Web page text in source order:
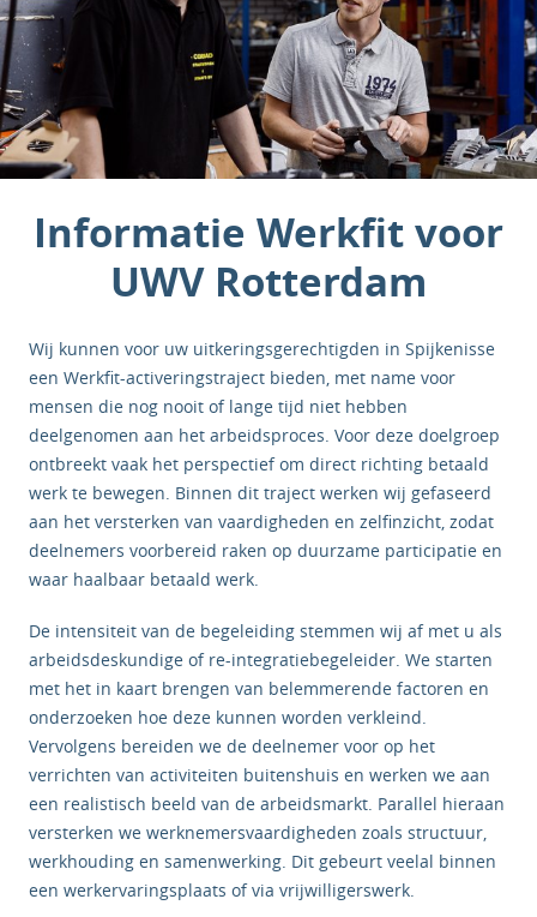
Informatie Werkfit voor
UWV Rotterdam
Wij kunnen voor uw uitkeringsgerechtigden in Spijkenisse
een Werkfit-activeringstraject bieden, met name voor
mensen die nog nooit of lange tijd niet hebben
deelgenomen aan het arbeidsproces. Voor deze doelgroep
ontbreekt vaak het perspectief om direct richting betaald
werk te bewegen. Binnen dit traject werken wij gefaseerd
aan het versterken van vaardigheden en zelfinzicht, zodat
deelnemers voorbereid raken op duurzame participatie en
waar haalbaar betaald werk.
De intensiteit van de begeleiding stemmen wij af met u als
arbeidsdeskundige of re-integratiebegeleider. We starten
met het in kaart brengen van belemmerende factoren en
onderzoeken hoe deze kunnen worden verkleind.
Vervolgens bereiden we de deelnemer voor op het
verrichten van activiteiten buitenshuis en werken we aan
een realistisch beeld van de arbeidsmarkt. Parallel hieraan
versterken we werknemersvaardigheden zoals structuur,
werkhouding en samenwerking. Dit gebeurt veelal binnen
een werkervaringsplaats of via vrijwilligerswerk.